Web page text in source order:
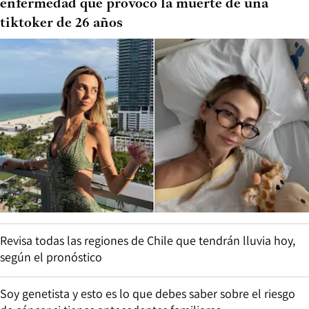
enfermedad que provocó la muerte de una
tiktoker de 26 años
Revisa todas las regiones de Chile que tendrán lluvia hoy,
según el pronóstico
Soy genetista y esto es lo que debes saber sobre el riesgo